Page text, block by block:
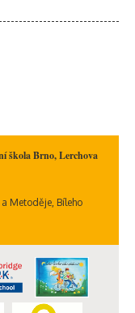
škola Brno, Lerchova
Metoděje, Bíleho